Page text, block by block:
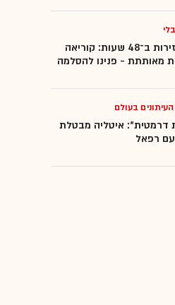
שלוש זירות ב־48 שעות: קוריאה
מאותתת - פנינו להסלמה
בעולם
דרמטית": איטליה מבטלת
רפאל